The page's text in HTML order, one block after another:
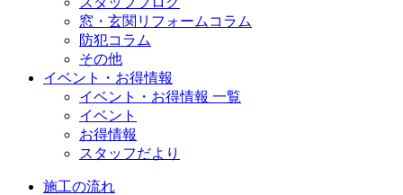
窓・玄関リフォームコラム
防犯コラム
その他
イベント・お得情報
イベント・お得情報 一覧
イベント
お得情報
スタッフだより
施工の流れ